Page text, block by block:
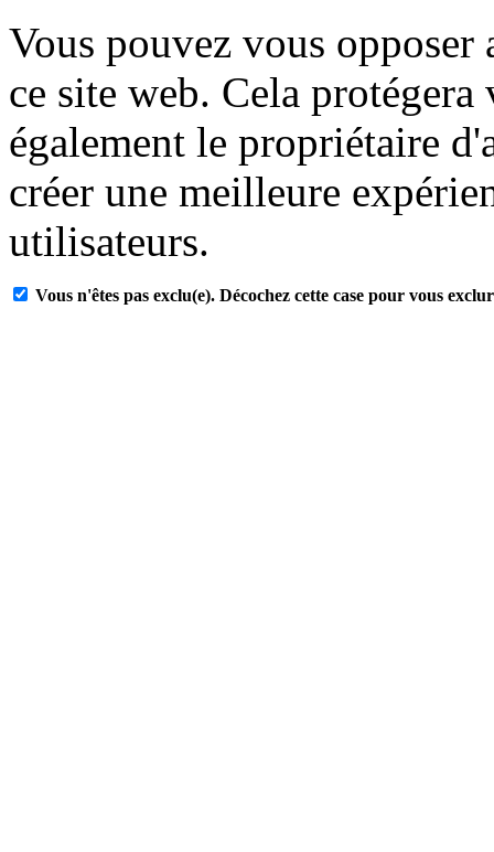
Vous pouvez vous
ce site web. Cela
également le propriétaire
créer une meilleure
utilisateurs.
Vous n'êtes pas exclu(e). Décochez cette case pour vous